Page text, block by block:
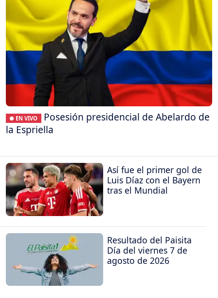
● EN VIVO
Posesión presidencial de Abelardo de
la Espriella
Así fue el primer gol de
Luis Díaz con el Bayern
tras el Mundial
Resultado del Paisita
Día del viernes 7 de
agosto de 2026